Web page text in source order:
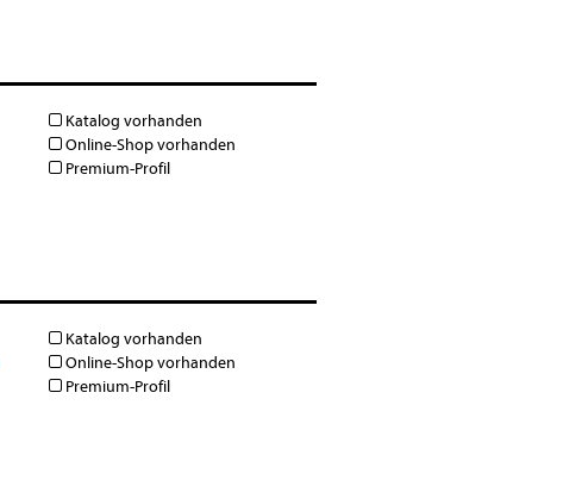
Katalog vorhanden
Online-Shop vorhanden
Premium-Profil
Katalog vorhanden
Online-Shop vorhanden
Premium-Profil